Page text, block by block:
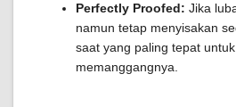
Perfectly Proofed: Jika
namun tetap menyisakan
saat yang paling tepat
memanggangnya.